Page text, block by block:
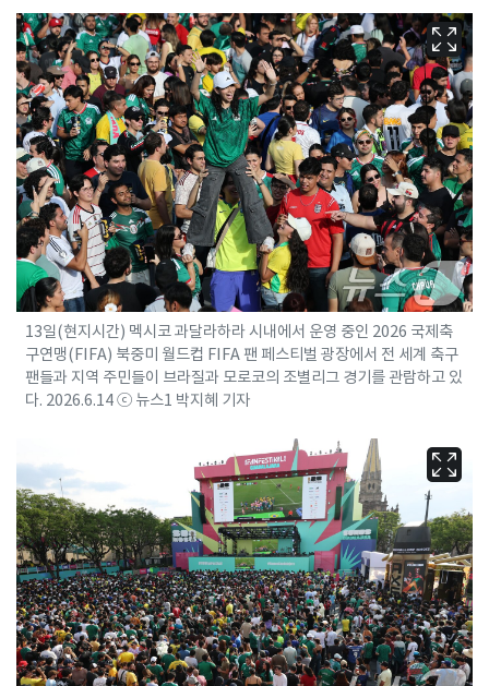
13일(현지시간) 멕시코 과달라하라 시내에서 운영 중인 2026 국제축
구연맹(FIFA) 북중미 월드컵 FIFA 팬 페스티벌 광장에서 전 세계 축구
팬들과 지역 주민들이 브라질과 모로코의 조별리그 경기를 관람하고 있
다. 2026.6.14 ⓒ 뉴스1 박지혜 기자